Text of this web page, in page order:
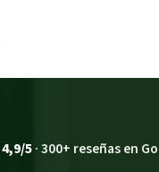
4,9/5·300+ reseñas en